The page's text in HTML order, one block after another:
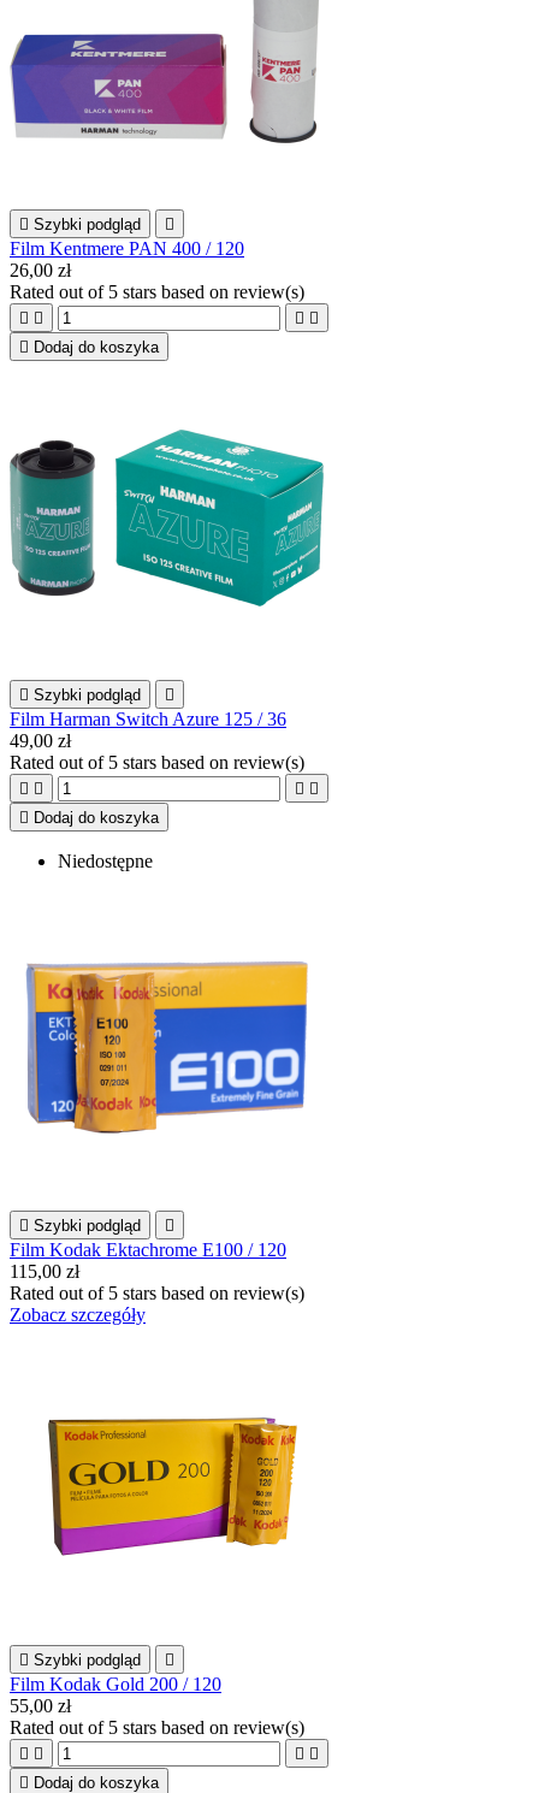
 Szybki podgląd 
Film Kentmere PAN 400 / 120
26,00 zł
Rated out of 5 stars based on review(s)
   
 Dodaj do koszyka
 Szybki podgląd 
Film Harman Switch Azure 125 / 36
49,00 zł
Rated out of 5 stars based on review(s)
   
 Dodaj do koszyka
Niedostępne
 Szybki podgląd 
Film Kodak Ektachrome E100 / 120
115,00 zł
Rated out of 5 stars based on review(s)
Zobacz szczegóły
 Szybki podgląd 
Film Kodak Gold 200 / 120
55,00 zł
Rated out of 5 stars based on review(s)
   
 Dodaj do koszyka